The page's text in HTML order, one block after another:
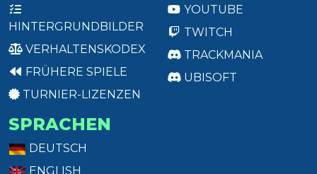
HINTERGRUNDBILDER
VERHALTENSKODEX
FRÜHERE SPIELE
TURNIER-LIZENZEN
YOUTUBE
TWITCH
TRACKMANIA
UBISOFT
SPRACHEN
DEUTSCH
ENGLISH